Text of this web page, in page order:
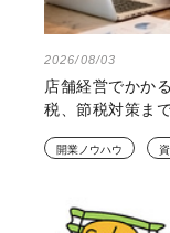
2026/08/03
店舗経営でかか
税、節税対策ま
開業ノウハウ